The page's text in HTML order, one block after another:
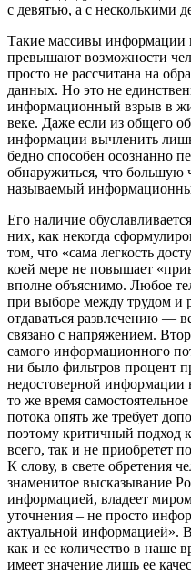
с девятью, а с несколькими
Такие массивы информации
превышают возможности
просто не рассчитана на
данных. Но это не
информационный взрыв в
веке. Даже если из общего
информации вычленить
бедно способен осознанно
обнаружиться, что большую
называемый
Его наличие
них, как некогда
том, что «сама легкость
коей мере не повышает
вполне объяснимо. Любое
при выборе между трудом и
отдаваться развлечению —
связано с напряжением.
самого информационного
ни было фильтров процент
недостоверной информации
то же время
потока опять же требует
поэтому критичный подход
всего, так и не приобретет
К слову, в свете обретения
знаменитое высказывание
информацией, владеет
уточнения – не просто
актуальной информацией».
как и ее количество в наше
имеет значение лишь ее